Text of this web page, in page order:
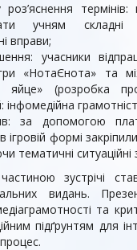
термінів:
учням складні
вправи;
учасники
«НотаЄнота» та
яйце» (розробка
інфомедійна
за допомогою
ігровій формі
тематичні ситуаційні
зустрічі
видань.
та
підґрунтям для